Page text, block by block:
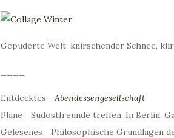
Gepuderte Welt, knirschender Schnee,
Entdecktes_ Abendessengesellschaft.
Pläne_ Südostfreunde treffen. In Berlin.
Gelesenes_ Philosophische Grundlagen